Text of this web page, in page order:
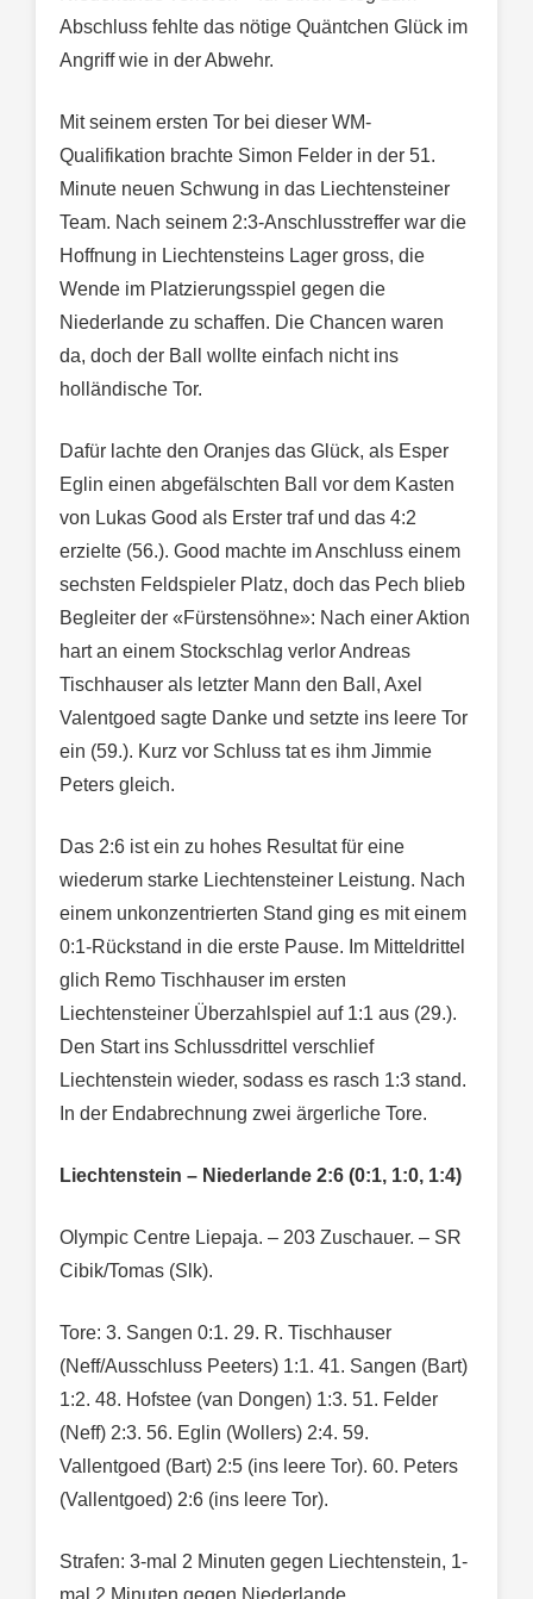
Abschluss fehlte das nötige Quäntchen Glück im
Angriff wie in der Abwehr.
Mit seinem ersten Tor bei dieser WM-
Qualifikation brachte Simon Felder in der 51.
Minute neuen Schwung in das Liechtensteiner
Team. Nach seinem 2:3-Anschlusstreffer war die
Hoffnung in Liechtensteins Lager gross, die
Wende im Platzierungsspiel gegen die
Niederlande zu schaffen. Die Chancen waren
da, doch der Ball wollte einfach nicht ins
holländische Tor.
Dafür lachte den Oranjes das Glück, als Esper
Eglin einen abgefälschten Ball vor dem Kasten
von Lukas Good als Erster traf und das 4:2
erzielte (56.). Good machte im Anschluss einem
sechsten Feldspieler Platz, doch das Pech blieb
Begleiter der «Fürstensöhne»: Nach einer Aktion
hart an einem Stockschlag verlor Andreas
Tischhauser als letzter Mann den Ball, Axel
Valentgoed sagte Danke und setzte ins leere Tor
ein (59.). Kurz vor Schluss tat es ihm Jimmie
Peters gleich.
Das 2:6 ist ein zu hohes Resultat für eine
wiederum starke Liechtensteiner Leistung. Nach
einem unkonzentrierten Stand ging es mit einem
0:1-Rückstand in die erste Pause. Im Mitteldrittel
glich Remo Tischhauser im ersten
Liechtensteiner Überzahlspiel auf 1:1 aus (29.).
Den Start ins Schlussdrittel verschlief
Liechtenstein wieder, sodass es rasch 1:3 stand.
In der Endabrechnung zwei ärgerliche Tore.
Liechtenstein – Niederlande 2:6 (0:1, 1:0, 1:4)
Olympic Centre Liepaja. – 203 Zuschauer. – SR
Cibik/Tomas (Slk).
Tore: 3. Sangen 0:1. 29. R. Tischhauser
(Neff/Ausschluss Peeters) 1:1. 41. Sangen (Bart)
1:2. 48. Hofstee (van Dongen) 1:3. 51. Felder
(Neff) 2:3. 56. Eglin (Wollers) 2:4. 59.
Vallentgoed (Bart) 2:5 (ins leere Tor). 60. Peters
(Vallentgoed) 2:6 (ins leere Tor).
Strafen: 3-mal 2 Minuten gegen Liechtenstein, 1-